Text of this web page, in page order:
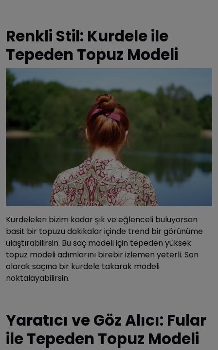
Renkli Stil: Kurdele ile
Tepeden Topuz Modeli
Kurdeleleri bizim kadar şık ve eğlenceli buluyorsan
basit bir topuzu dakikalar içinde trend bir görünüme
ulaştırabilirsin. Bu saç modeli için tepeden yüksek
topuz modeli adımlarını birebir izlemen yeterli. Son
olarak saçına bir kurdele takarak modeli
noktalayabilirsin.
Yaratıcı ve Göz Alıcı: Fular
ile Tepeden Topuz Modeli